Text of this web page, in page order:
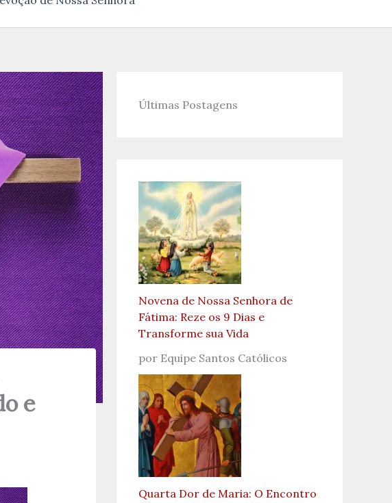
e
Últimas Postagens
Novena de Nossa Senhora de
Fátima: Reze os 9 Dias e
Transforme sua Vida
por Equipe Santos Católicos
Quarta Dor de Maria: O Encontro